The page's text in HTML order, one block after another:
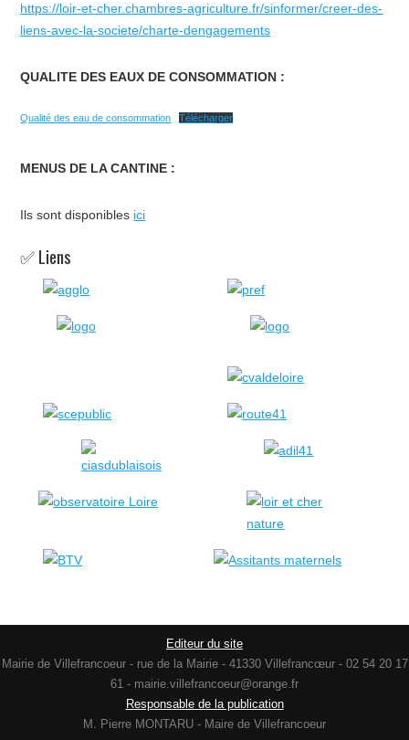
https://loir-et-cher.chambres-agriculture.fr/sinformer/creer-des-
liens-avec-la-societe/charte-dengagements
QUALITE DES EAUX DE CONSOMMATION :
Qualité des eau de consommation Télécharger
MENUS DE LA CANTINE :
Ils sont disponibles ici
✅ Liens
Editeur du site
Mairie de Villefrancoeur - rue de la Mairie - 41330 Villefrancœur - 02 54 20 17
61 - mairie.villefrancoeur@orange.fr
Responsable de la publication
M. Pierre MONTARU - Maire de Villefrancoeur